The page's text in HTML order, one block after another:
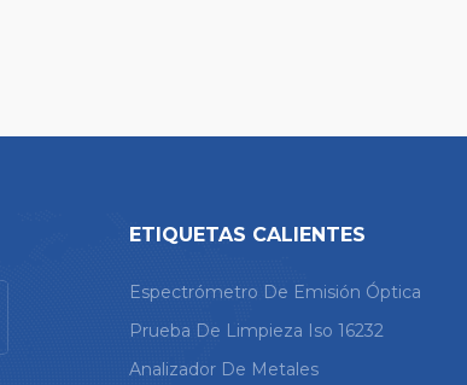
ETIQUETAS CALIENTES
Espectrómetro De Emisión Óptica
Prueba De Limpieza Iso 16232
Analizador De Metales